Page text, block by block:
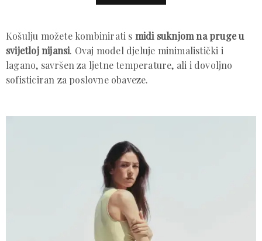
Košulju možete kombinirati s midi suknjom na pruge u
svijetloj nijansi. Ovaj model djeluje minimalistički i
lagano, savršen za ljetne temperature, ali i dovoljno
sofisticiran za poslovne obaveze.